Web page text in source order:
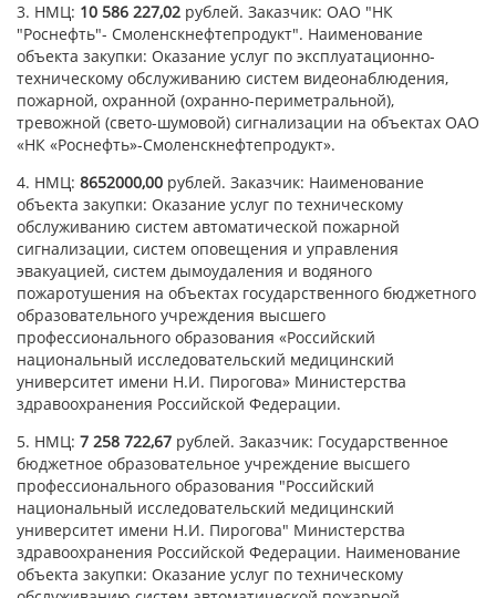
3. НМЦ: 10 586 227,02 рублей. Заказчик: ОАО "НК
"Роснефть"- Смоленскнефтепродукт". Наименование
объекта закупки: Оказание услуг по эксплуатационно-
техническому обслуживанию систем видеонаблюдения,
пожарной, охранной (охранно-периметральной),
тревожной (свето-шумовой) сигнализации на объектах ОАО
«НК «Роснефть»-Смоленскнефтепродукт».
4. НМЦ: 8652000,00 рублей. Заказчик: Наименование
объекта закупки: Оказание услуг по техническому
обслуживанию систем автоматической пожарной
сигнализации, систем оповещения и управления
эвакуацией, систем дымоудаления и водяного
пожаротушения на объектах государственного бюджетного
образовательного учреждения высшего
профессионального образования «Российский
национальный исследовательский медицинский
университет имени Н.И. Пирогова» Министерства
здравоохранения Российской Федерации.
5. НМЦ: 7 258 722,67 рублей. Заказчик: Государственное
бюджетное образовательное учреждение высшего
профессионального образования "Российский
национальный исследовательский медицинский
университет имени Н.И. Пирогова" Министерства
здравоохранения Российской Федерации. Наименование
объекта закупки: Оказание услуг по техническому